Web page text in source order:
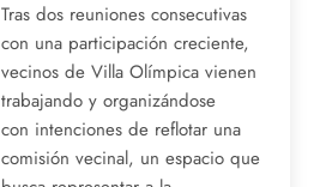
Tras dos reuniones consecutivas
con una participación creciente,
vecinos de Villa Olímpica vienen
trabajando y organizándose
con intenciones de reflotar una
comisión vecinal, un espacio que